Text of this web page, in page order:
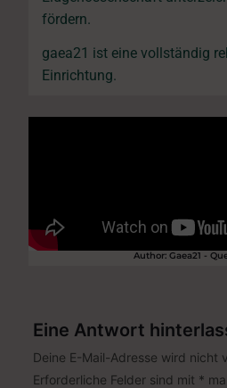
fördern.
gaea21 ist eine vollständig
Einrichtung.
Author: Gaea21 -
Eine Antwort
Deine E-Mail-Adresse wird nicht
Erforderliche Felder sind mit *